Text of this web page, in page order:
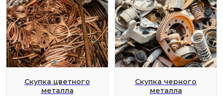
Скупка цветного
металла
Скупка черного
металла